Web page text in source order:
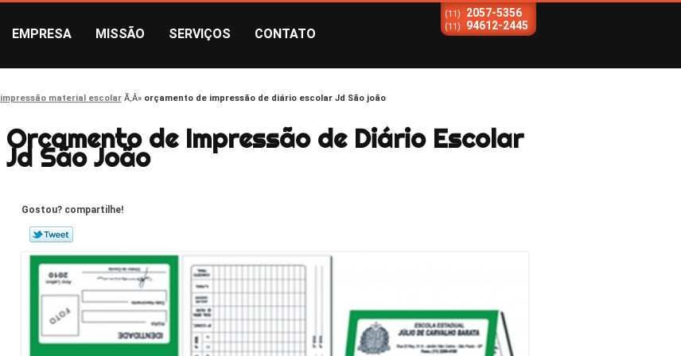
EMPRESA MISSÃO SERVIÇOS CONTATO
(11) 2057-5356
(11) 94612-2445
impressão material escolar orçamento de impressão de diário escolar Jd São joão
Orçamento de Impressão de Diário Escolar
Jd São João
Gostou? compartilhe!